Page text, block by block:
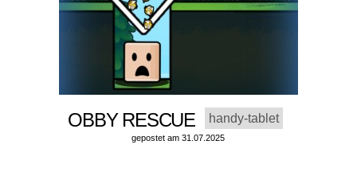
OBBY RESCUE handy-tablet
gepostet am 31.07.2025